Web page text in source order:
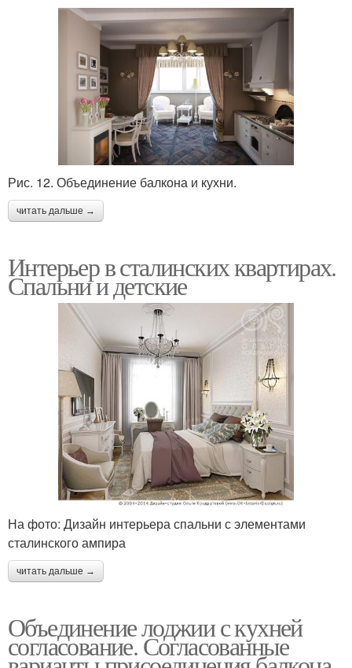
Рис. 12. Объединение балкона и кухни.
читать дальше →
Интерьер в сталинских квартирах.
Спальни и детские
На фото: Дизайн интерьера спальни с элементами
сталинского ампира
читать дальше →
Объединение лоджии с кухней
согласование. Согласованные